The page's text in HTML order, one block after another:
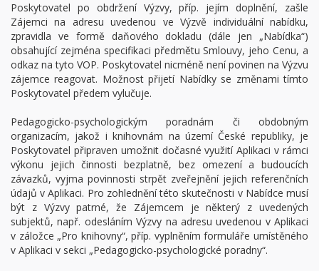
Poskytovatel po obdržení Výzvy, příp. jejím doplnění, zašle
Zájemci na adresu uvedenou ve Výzvě individuální nabídku,
zpravidla ve formě daňového dokladu (dále jen „Nabídka“)
obsahující zejména specifikaci předmětu Smlouvy, jeho Cenu, a
odkaz na tyto VOP. Poskytovatel nicméně není povinen na Výzvu
zájemce reagovat. Možnost přijetí Nabídky se změnami tímto
Poskytovatel předem vylučuje.
Pedagogicko-psychologickým poradnám či obdobným
organizacím, jakož i knihovnám na území České republiky, je
Poskytovatel připraven umožnit dočasné využití Aplikaci v rámci
výkonu jejich činnosti bezplatně, bez omezení a budoucích
závazků, vyjma povinnosti strpět zveřejnění jejich referenčních
údajů v Aplikaci. Pro zohlednění této skutečnosti v Nabídce musí
být z Výzvy patrné, že Zájemcem je některý z uvedených
subjektů, např. odesláním Výzvy na adresu uvedenou v Aplikaci
v záložce „Pro knihovny“, příp. vyplněním formuláře umístěného
v Aplikaci v sekci „Pedagogicko-psychologické poradny“.